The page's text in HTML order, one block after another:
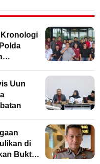
Kronologi
Uun
di
Bukti